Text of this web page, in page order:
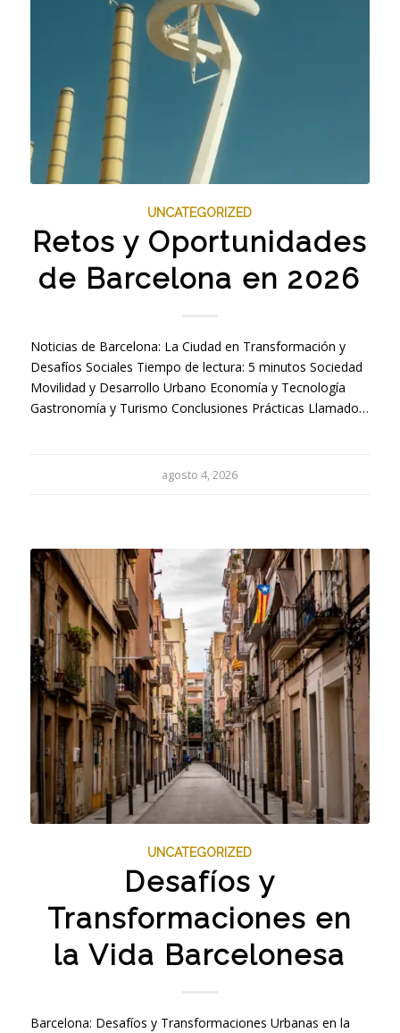
UNCATEGORIZED
Retos y Oportunidades
de Barcelona en 2026
Noticias de Barcelona: La Ciudad en Transformación y
Desafíos Sociales Tiempo de lectura: 5 minutos Sociedad
Movilidad y Desarrollo Urbano Economía y Tecnología
Gastronomía y Turismo Conclusiones Prácticas Llamado…
agosto 4, 2026
UNCATEGORIZED
Desafíos y
Transformaciones en
la Vida Barcelonesa
Barcelona: Desafíos y Transformaciones Urbanas en la